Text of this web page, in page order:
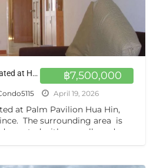
฿7,500,000
Condominium for Sale Located at Hua Hin, Thailand
April 19, 2026
at Palm Pavilion Hua Hin,
The surrounding area is
with a small garden